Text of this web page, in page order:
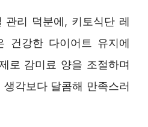
관리 덕분에, 키토식단 레
건강한 다이어트 유지에
로 감미료 양을 조절하며
각보다 달콤해 만족스러